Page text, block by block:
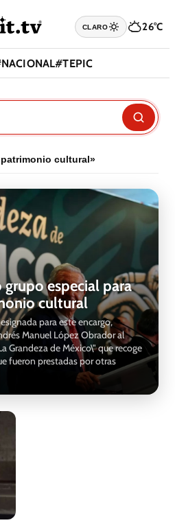
CLARO 26°C
NACIONAL#TEPIC
patrimonio cultural»
especial para
cultural
para este encargo,
Manuel López Obrador al
Grandeza de México\" que recoge
fueron prestadas por otras